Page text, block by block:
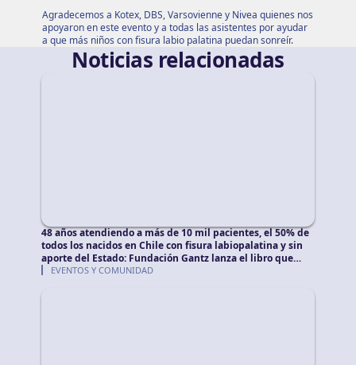
Agradecemos a Kotex, DBS, Varsovienne y Nivea quienes nos
apoyaron en este evento y a todas las asistentes por ayudar
a que más niños con fisura labio palatina puedan sonreír.
Noticias relacionadas
48 años atendiendo a más de 10 mil pacientes, el 50% de
todos los nacidos en Chile con fisura labiopalatina y sin
aporte del Estado: Fundación Gantz lanza el libro que
rescata esta historia
EVENTOS Y COMUNIDAD